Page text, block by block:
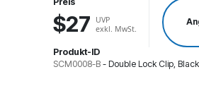
$27
UVP
exkl. MwSt.
Produkt-ID
SCM0008-B -Double Lock Clip, Black